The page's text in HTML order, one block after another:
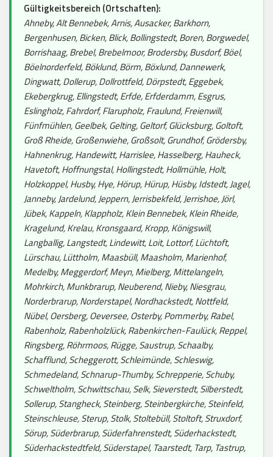
Gültigkeitsbereich (Ortschaften):
Ahneby, Alt Bennebek, Arnis, Ausacker, Barkhorn,
Bergenhusen, Bicken, Blick, Bollingstedt, Boren, Borgwedel,
Borrishaag, Brebel, Brebelmoor, Brodersby, Busdorf, Böel,
Böelnorderfeld, Böklund, Börm, Böxlund, Dannewerk,
Dingwatt, Dollerup, Dollrottfeld, Dörpstedt, Eggebek,
Ekebergkrug, Ellingstedt, Erfde, Erfderdamm, Esgrus,
Eslingholz, Fahrdorf, Flarupholz, Fraulund, Freienwill,
Fünfmühlen, Geelbek, Gelting, Geltorf, Glücksburg, Goltoft,
Groß Rheide, Großenwiehe, Großsolt, Grundhof, Grödersby,
Hahnenkrug, Handewitt, Harrislee, Hasselberg, Hauheck,
Havetoft, Hoffnungstal, Hollingstedt, Hollmühle, Holt,
Holzkoppel, Husby, Hye, Hörup, Hürup, Hüsby, Idstedt, Jagel,
Janneby, Jardelund, Jeppern, Jerrisbekfeld, Jerrishoe, Jörl,
Jübek, Kappeln, Klappholz, Klein Bennebek, Klein Rheide,
Kragelund, Krelau, Kronsgaard, Kropp, Königswill,
Langballig, Langstedt, Lindewitt, Loit, Lottorf, Lüchtoft,
Lürschau, Lüttholm, Maasbüll, Maasholm, Marienhof,
Medelby, Meggerdorf, Meyn, Mielberg, Mittelangeln,
Mohrkirch, Munkbrarup, Neuberend, Nieby, Niesgrau,
Norderbrarup, Norderstapel, Nordhackstedt, Nottfeld,
Nübel, Oersberg, Oeversee, Osterby, Pommerby, Rabel,
Rabenholz, Rabenholzlück, Rabenkirchen-Faulück, Reppel,
Ringsberg, Röhrmoos, Rügge, Saustrup, Schaalby,
Schafflund, Scheggerott, Schleimünde, Schleswig,
Schmedeland, Schnarup-Thumby, Schrepperie, Schuby,
Schweltholm, Schwittschau, Selk, Sieverstedt, Silberstedt,
Sollerup, Stangheck, Steinberg, Steinbergkirche, Steinfeld,
Steinschleuse, Sterup, Stolk, Stoltebüll, Stoltoft, Struxdorf,
Sörup, Süderbrarup, Süderfahrenstedt, Süderhackstedt,
Süderhackstedtfeld, Süderstapel, Taarstedt, Tarp, Tastrup,